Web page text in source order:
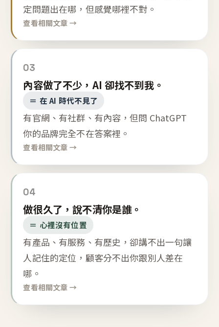
定問題出在哪，但感覺哪裡不對。
查看相關文章 →
03
內容做了不少，AI 卻找不到我。
＝ 在 AI 時代不見了
有官網、有社群、有內容，但問 ChatGPT
你的品牌完全不在答案裡。
查看相關文章 →
04
做很久了，說不清你是誰。
＝ 心裡沒有位置
有產品、有服務、有歷史，卻講不出一句讓
人記住的定位，顧客分不出你跟別人差在
哪。
查看相關文章 →